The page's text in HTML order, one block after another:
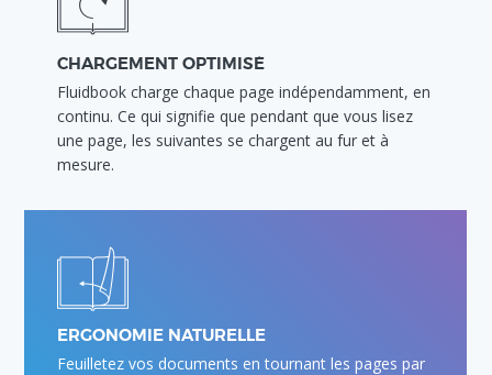
CHARGEMENT OPTIMISÉ
Fluidbook charge chaque page indépendamment, en
continu. Ce qui signifie que pendant que vous lisez
une page, les suivantes se chargent au fur et à
mesure.
ERGONOMIE NATURELLE
Feuilletez vos documents en tournant les pages par